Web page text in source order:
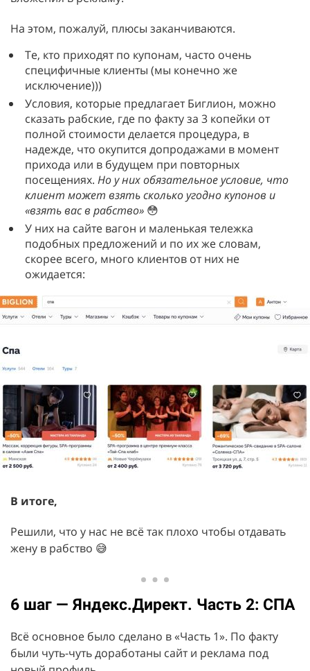
На этом, пожалуй, плюсы заканчиваются.
Те, кто приходят по купонам, часто очень
специфичные клиенты (мы конечно же
исключение)))
Условия, которые предлагает Биглион, можно
сказать рабские, где по факту за 3 копейки от
полной стоимости делается процедура, в
надежде, что окупится допродажами в момент
прихода или в будущем при повторных
посещениях. Но у них обязательное условие, что
клиент может взять сколько угодно купонов и
«взять вас в рабство» 😳
У них на сайте вагон и маленькая тележка
подобных предложений и по их же словам,
скорее всего, много клиентов от них не
ожидается:
В итоге,
Решили, что у нас не всё так плохо чтобы отдавать
жену в рабство 😅
6 шаг — Яндекс.Директ. Часть 2: СПА
Всё основное было сделано в «Часть 1». По факту
были чуть-чуть доработаны сайт и реклама под